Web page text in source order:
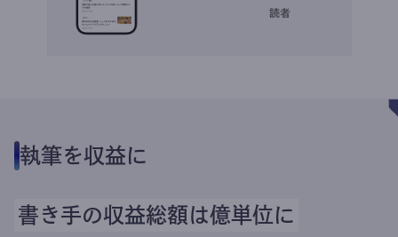
執筆を収益に
書き手の収益総額は億単位に